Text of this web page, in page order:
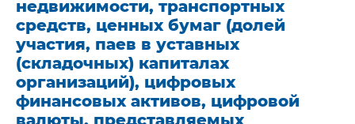
недвижимости, транспортных
средств, ценных бумаг (долей
участия, паев в уставных
(складочных) капиталах
организаций), цифровых
финансовых активов, цифровой
валюты, представляемых